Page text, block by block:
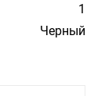
1
Черный